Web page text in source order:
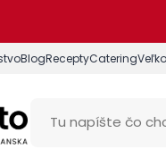
BlogReceptyCatering